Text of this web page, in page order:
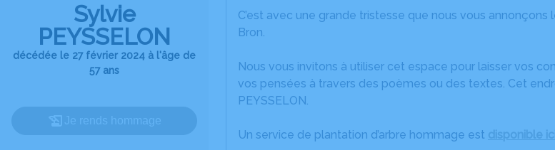
Sylvie
PEYSSELON
décédée le 27 février 2024 à l'âge de
57 ans
C’est avec une grande tristesse que nous vous
Bron.
Nous vous invitons à utiliser cet espace pour laisser vos
vos pensées à travers des poèmes ou des textes. Cet
PEYSSELON.
Un service de plantation d’arbre hommage est